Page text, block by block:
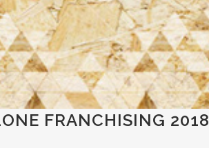
FRANCHISING 2018